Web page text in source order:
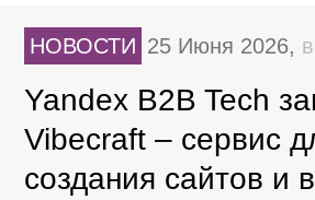
НОВОСТИ 25 Июня 2026,
Yandex B2B Tech
Vibecraft – сервис
создания сайтов и